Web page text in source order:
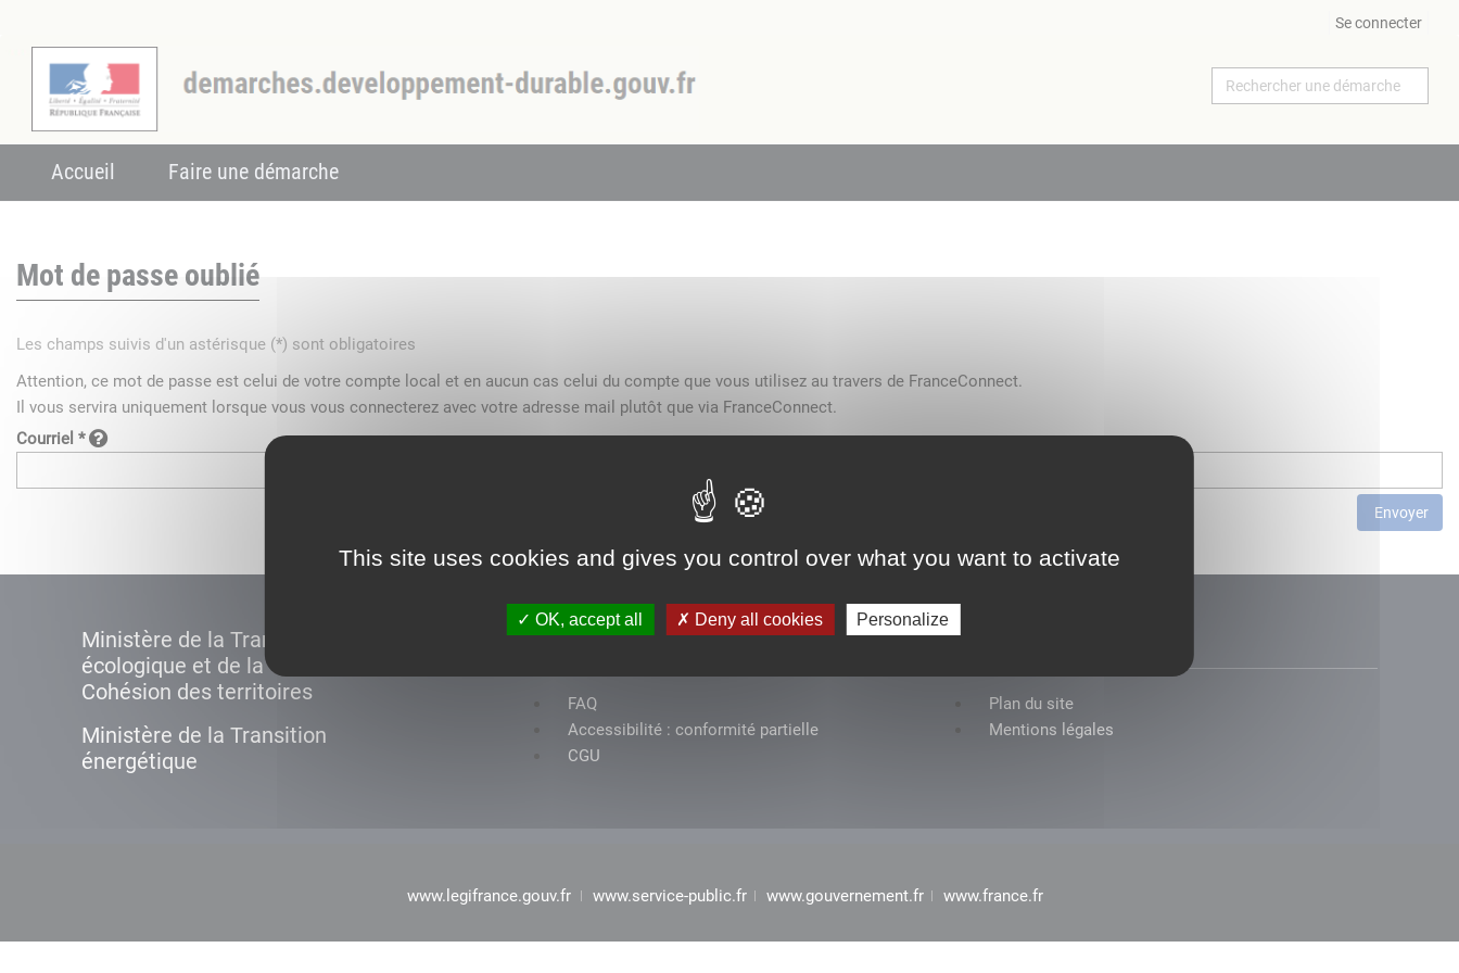
This site uses cookies and gives you control over what you want to activate
OK, accept all Deny all cookies Personalize
Se connecter
Accueil Faire une démarche
Mot de passe oublié
Les champs suivis d'un astérisque (*) sont obligatoires
Attention, ce mot de passe est celui de votre compte local et en aucun cas celui du compte que vous utilisez au travers de FranceConnect.
Il vous servira uniquement lorsque vous vous connecterez avec votre adresse mail plutôt que via FranceConnect.
Courriel *
Envoyer
Ministère de la Transition
écologique et de la
Cohésion des territoires
Ministère de la Transition
énergétique
FAQ
Plan du site
Accessibilité : conformité partielle
Mentions légales
CGU
www.legifrance.gouv.fr www.service-public.fr www.gouvernement.fr www.france.fr